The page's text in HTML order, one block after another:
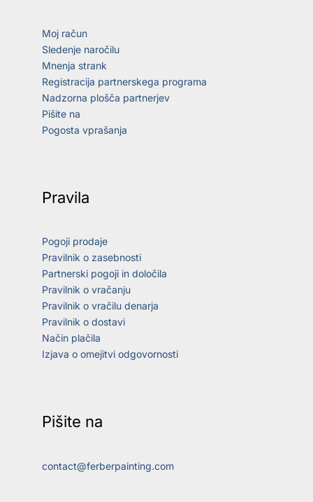
Moj račun
Sledenje naročilu
Mnenja strank
Registracija partnerskega programa
Nadzorna plošča partnerjev
Pišite na
Pogosta vprašanja
Pravila
Pogoji prodaje
Pravilnik o zasebnosti
Partnerski pogoji in določila
Pravilnik o vračanju
Pravilnik o vračilu denarja
Pravilnik o dostavi
Način plačila
Izjava o omejitvi odgovornosti
Pišite na
contact@ferberpainting.com